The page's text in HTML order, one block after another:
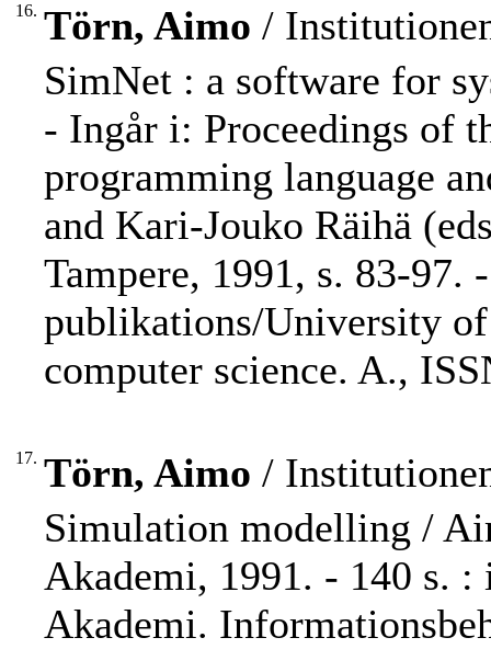
16. Törn, Aimo /
SimNet : a software for
- Ingår i: Proceedings of
programming language
and Kari-Jouko Räihä
Tampere, 1991, s. 83-97.
publikations/University
computer science. A.,
17. Törn, Aimo /
Simulation modelling /
Akademi, 1991. - 140 s.
Akademi.